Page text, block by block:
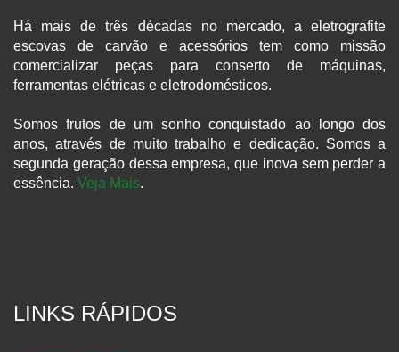
Há mais de três décadas no mercado, a eletrografite
escovas de carvão e acessórios tem como missão
comercializar peças para conserto de máquinas,
ferramentas elétricas e eletrodomésticos.
Somos frutos de um sonho conquistado ao longo dos
anos, através de muito trabalho e dedicação. Somos a
segunda geração dessa empresa, que inova sem perder a
essência. Veja Mais.
LINKS RÁPIDOS